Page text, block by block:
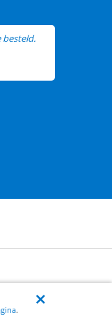
besteld.
.